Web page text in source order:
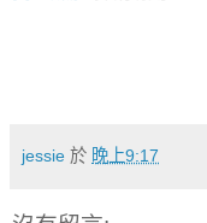
jessie 於 晚上9:17